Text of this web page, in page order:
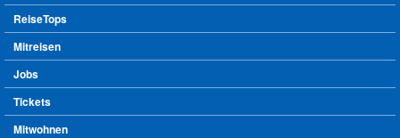
ReiseTops
Mitreisen
Jobs
Tickets
Mitwohnen